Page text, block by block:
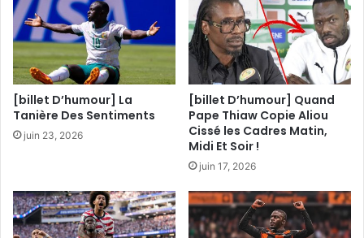
[billet D’humour] La
Tanière Des Sentiments
juin 23, 2026
[billet D’humour] Quand
Pape Thiaw Copie Aliou
Cissé les Cadres Matin,
Midi Et Soir !
juin 17, 2026